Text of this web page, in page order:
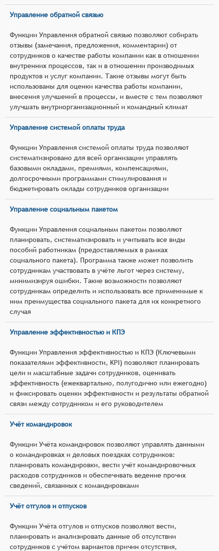
Управление обратной связью
Функции Управления обратной связью позволяют собирать
отзывы (замечания, предложения, комментарии) от
сотрудников о качестве работы компании как в отношении
внутренних процессов, так и в отношении производимых
продуктов и услуг компании. Такие отзывы могут быть
использованы для оценки качества работы компании,
внесения улучшений в процессы, и вместе с тем позволяют
улучшать внутриорганизационный и командный климат
Управление системой оплаты труда
Функции Управления системой оплаты труда позволяют
систематизировано для всей организации управлять
базовыми окладами, премиями, компенсациями,
долгосрочными программами стимулирования и
бюджетировать оклады сотрудников организации
Управление социальным пакетом
Функции Управления социальным пакетом позволяют
планировать, систематизировать и учитывать все виды
пособий работникам (предоставляемых в рамках
социального пакета). Программа также может позволить
сотрудникам участвовать в учёте льгот через систему,
минимизируя ошибки. Такие возможности позволяют
сотрудникам определить и использовать все применимые к
ним преимущества социального пакета для их конкретного
случая
Управление эффективностью и КПЭ
Функции Управления эффективностью и КПЭ (Ключевыми
показателями эффективности, KPI) позволяют планировать
цели и масштабные задачи сотрудников, оценивать
эффективность (ежеквартально, полугодично или ежегодно)
и фиксировать оценки эффективности и результаты обратной
связи между сотрудником и его руководителем
Учёт командировок
Функции Учёта командировок позволяют управлять данными
о командировках и деловых поездках сотрудников:
планировать командировки, вести учёт командировочных
расходов сотрудников и обеспечивать ведение прочих
сведений, связанных с командировками
Учёт отгулов и отпусков
Функции Учёта отгулов и отпусков позволяют вести,
планировать и анализировать данные об отсутствии
сотрудников с учётом вариантов причин отсутствия,